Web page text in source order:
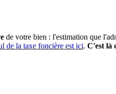
de votre bien : l'estimation que
de la taxe foncière est ici. C'est là